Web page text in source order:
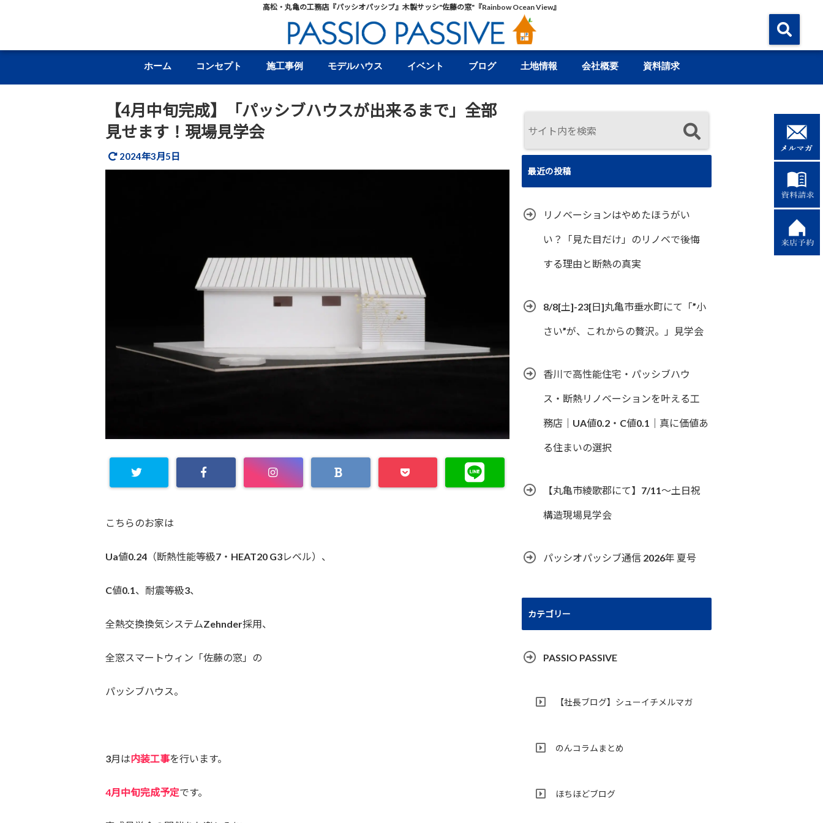
高松・丸亀の工務店『パッシオパッシブ』木製サッシ"佐藤の窓"『Rainbow Ocean View』
ホーム コンセプト 施工事例 モデルハウス イベント ブログ 土地情報 会社概要 資料請求
【4月中旬完成】「パッシブハウスが出来るまで」全部
見せます！現場見学会
2024年3月5日
こちらのお家は
Ua値0.24（断熱性能等級7・HEAT20 G3レベル）、
C値0.1、耐震等級3、
全熱交換換気システムZehnder採用、
全窓スマートウィン「佐藤の窓」の
パッシブハウス。
3月は内装工事を行います。
4月中旬完成予定です。
最近の投稿
リノベーションはやめたほうがい
い？「見た目だけ」のリノベで後悔
する理由と断熱の真実
8/8[土]-23[日]丸亀市垂水町にて「”小
さい”が、これからの贅沢。」見学会
香川で高性能住宅・パッシブハウ
ス・断熱リノベーションを叶える工
務店｜UA値0.2・C値0.1｜真に価値あ
る住まいの選択
【丸亀市綾歌郡にて】7/11～土日祝
構造現場見学会
パッシオパッシブ通信 2026年 夏号
カテゴリー
PASSIO PASSIVE
【社長ブログ】シューイチメルマガ
のんコラムまとめ
ほちほどブログ